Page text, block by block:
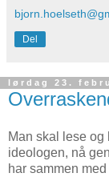
Del
lørdag 23.
Man skal lese
ideologen, nå
har sammen